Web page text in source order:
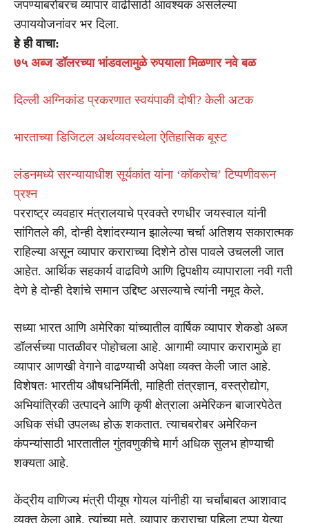
जपण्याबरोबरच व्यापार वाढीसाठी आवश्यक असलेल्या
उपाययोजनांवर भर दिला.
हे ही वाचा:
७५ अब्ज डॉलरच्या भांडवलामुळे रुपयाला मिळणार नवे बळ
दिल्ली अग्निकांड प्रकरणात स्वयंपाकी दोषी? केली अटक
भारताच्या डिजिटल अर्थव्यवस्थेला ऐतिहासिक बूस्ट
लंडनमध्ये सरन्यायाधीश सूर्यकांत यांना ‘कॉकरोच’ टिप्पणीवरून
प्रश्न
परराष्ट्र व्यवहार मंत्रालयाचे प्रवक्ते रणधीर जयस्वाल यांनी
सांगितले की, दोन्ही देशांदरम्यान झालेल्या चर्चा अतिशय सकारात्मक
राहिल्या असून व्यापार कराराच्या दिशेने ठोस पावले उचलली जात
आहेत. आर्थिक सहकार्य वाढविणे आणि द्विपक्षीय व्यापाराला नवी गती
देणे हे दोन्ही देशांचे समान उद्दिष्ट असल्याचे त्यांनी नमूद केले.
सध्या भारत आणि अमेरिका यांच्यातील वार्षिक व्यापार शेकडो अब्ज
डॉलर्सच्या पातळीवर पोहोचला आहे. आगामी व्यापार करारामुळे हा
व्यापार आणखी वेगाने वाढण्याची अपेक्षा व्यक्त केली जात आहे.
विशेषतः भारतीय औषधनिर्मिती, माहिती तंत्रज्ञान, वस्त्रोद्योग,
अभियांत्रिकी उत्पादने आणि कृषी क्षेत्राला अमेरिकन बाजारपेठेत
अधिक संधी उपलब्ध होऊ शकतात. त्याचबरोबर अमेरिकन
कंपन्यांसाठी भारतातील गुंतवणुकीचे मार्ग अधिक सुलभ होण्याची
शक्यता आहे.
केंद्रीय वाणिज्य मंत्री पीयूष गोयल यांनीही या चर्चांबाबत आशावाद
व्यक्त केला आहे. त्यांच्या मते, व्यापार कराराचा पहिला टप्पा येत्या